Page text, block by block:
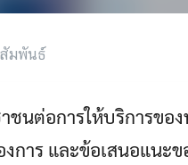
มพันธ์
ชนต่อการให้บริการขอ
การ และข้อเสนอแนะข